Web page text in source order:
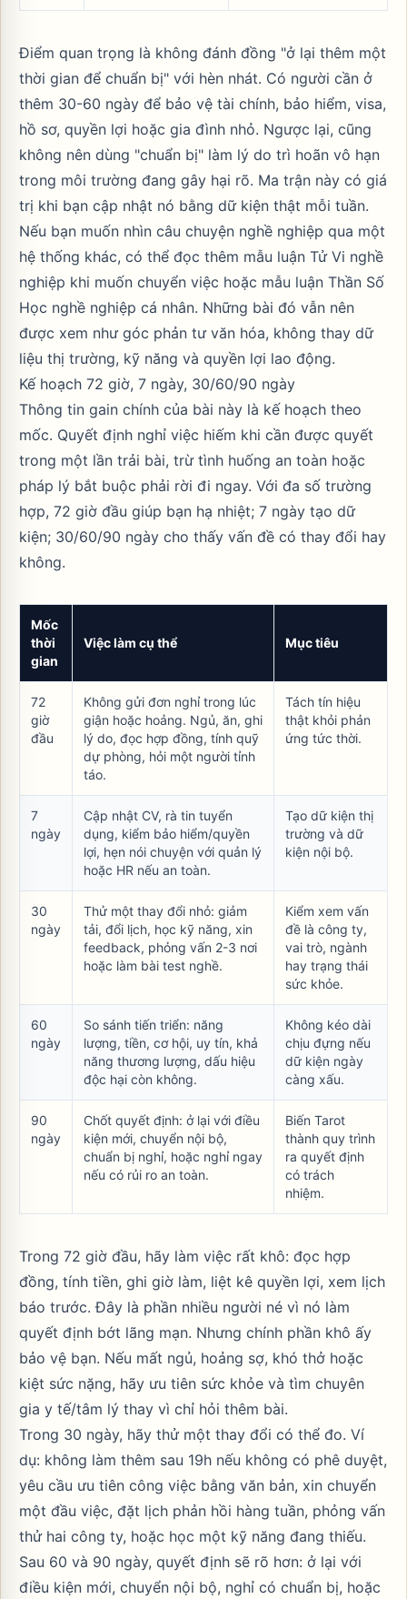
Điểm quan trọng là không đánh đồng "ở lại thêm một
thời gian để chuẩn bị" với hèn nhát. Có người cần ở
thêm 30-60 ngày để bảo vệ tài chính, bảo hiểm, visa,
hồ sơ, quyền lợi hoặc gia đình nhỏ. Ngược lại, cũng
không nên dùng "chuẩn bị" làm lý do trì hoãn vô hạn
trong môi trường đang gây hại rõ. Ma trận này có giá
trị khi bạn cập nhật nó bằng dữ kiện thật mỗi tuần.
Nếu bạn muốn nhìn câu chuyện nghề nghiệp qua một
hệ thống khác, có thể đọc thêm mẫu luận Tử Vi nghề
nghiệp khi muốn chuyển việc hoặc mẫu luận Thần Số
Học nghề nghiệp cá nhân. Những bài đó vẫn nên
được xem như góc phản tư văn hóa, không thay dữ
liệu thị trường, kỹ năng và quyền lợi lao động.
Kế hoạch 72 giờ, 7 ngày, 30/60/90 ngày
Thông tin gain chính của bài này là kế hoạch theo
mốc. Quyết định nghỉ việc hiếm khi cần được quyết
trong một lần trải bài, trừ tình huống an toàn hoặc
pháp lý bắt buộc phải rời đi ngay. Với đa số trường
hợp, 72 giờ đầu giúp bạn hạ nhiệt; 7 ngày tạo dữ
kiện; 30/60/90 ngày cho thấy vấn đề có thay đổi hay
không.
Mốc
thời
gian
Việc làm cụ thể Mục tiêu
72
giờ
đầu
Không gửi đơn nghỉ trong lúc
giận hoặc hoảng. Ngủ, ăn, ghi
lý do, đọc hợp đồng, tính quỹ
dự phòng, hỏi một người tỉnh
táo.
Tách tín hiệu
thật khỏi phản
ứng tức thời.
7
ngày
Cập nhật CV, rà tin tuyển
dụng, kiểm bảo hiểm/quyền
lợi, hẹn nói chuyện với quản lý
hoặc HR nếu an toàn.
Tạo dữ kiện thị
trường và dữ
kiện nội bộ.
30
ngày
Thử một thay đổi nhỏ: giảm
tải, đổi lịch, học kỹ năng, xin
feedback, phỏng vấn 2-3 nơi
hoặc làm bài test nghề.
Kiểm xem vấn
đề là công ty,
vai trò, ngành
hay trạng thái
sức khỏe.
60
ngày
So sánh tiến triển: năng
lượng, tiền, cơ hội, uy tín, khả
năng thương lượng, dấu hiệu
độc hại còn không.
Không kéo dài
chịu đựng nếu
dữ kiện ngày
càng xấu.
90
ngày
Chốt quyết định: ở lại với điều
kiện mới, chuyển nội bộ,
chuẩn bị nghỉ, hoặc nghỉ ngay
nếu có rủi ro an toàn.
Biến Tarot
thành quy trình
ra quyết định
có trách
nhiệm.
Trong 72 giờ đầu, hãy làm việc rất khô: đọc hợp
đồng, tính tiền, ghi giờ làm, liệt kê quyền lợi, xem lịch
báo trước. Đây là phần nhiều người né vì nó làm
quyết định bớt lãng mạn. Nhưng chính phần khô ấy
bảo vệ bạn. Nếu mất ngủ, hoảng sợ, khó thở hoặc
kiệt sức nặng, hãy ưu tiên sức khỏe và tìm chuyên
gia y tế/tâm lý thay vì chỉ hỏi thêm bài.
Trong 30 ngày, hãy thử một thay đổi có thể đo. Ví
dụ: không làm thêm sau 19h nếu không có phê duyệt,
yêu cầu ưu tiên công việc bằng văn bản, xin chuyển
một đầu việc, đặt lịch phản hồi hàng tuần, phỏng vấn
thử hai công ty, hoặc học một kỹ năng đang thiếu.
Sau 60 và 90 ngày, quyết định sẽ rõ hơn: ở lại với
điều kiện mới, chuyển nội bộ, nghỉ có chuẩn bị, hoặc